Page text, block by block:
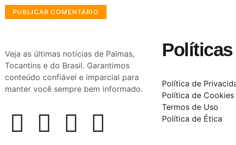
Veja as últimas notícias de Palmas,
Tocantins e do Brasil. Garantimos
conteúdo confiável e imparcial para
manter você sempre bem informado.
Políticas
Política de
Política de Cookies
Termos de Uso
Política de Ética